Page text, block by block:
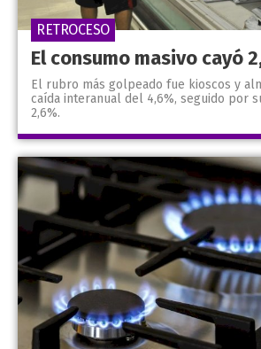
El consumo masivo cayó
El rubro más golpeado fue kioscos y
caída interanual del 4,6%, seguido por
2,6%.
RETROCESO